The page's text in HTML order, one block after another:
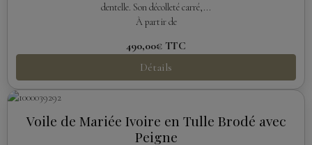
dentelle. Son décolleté carré,...
À partir de
490,00€ TTC
Détails
Voile de Mariée Ivoire en Tulle Brodé avec
Peigne